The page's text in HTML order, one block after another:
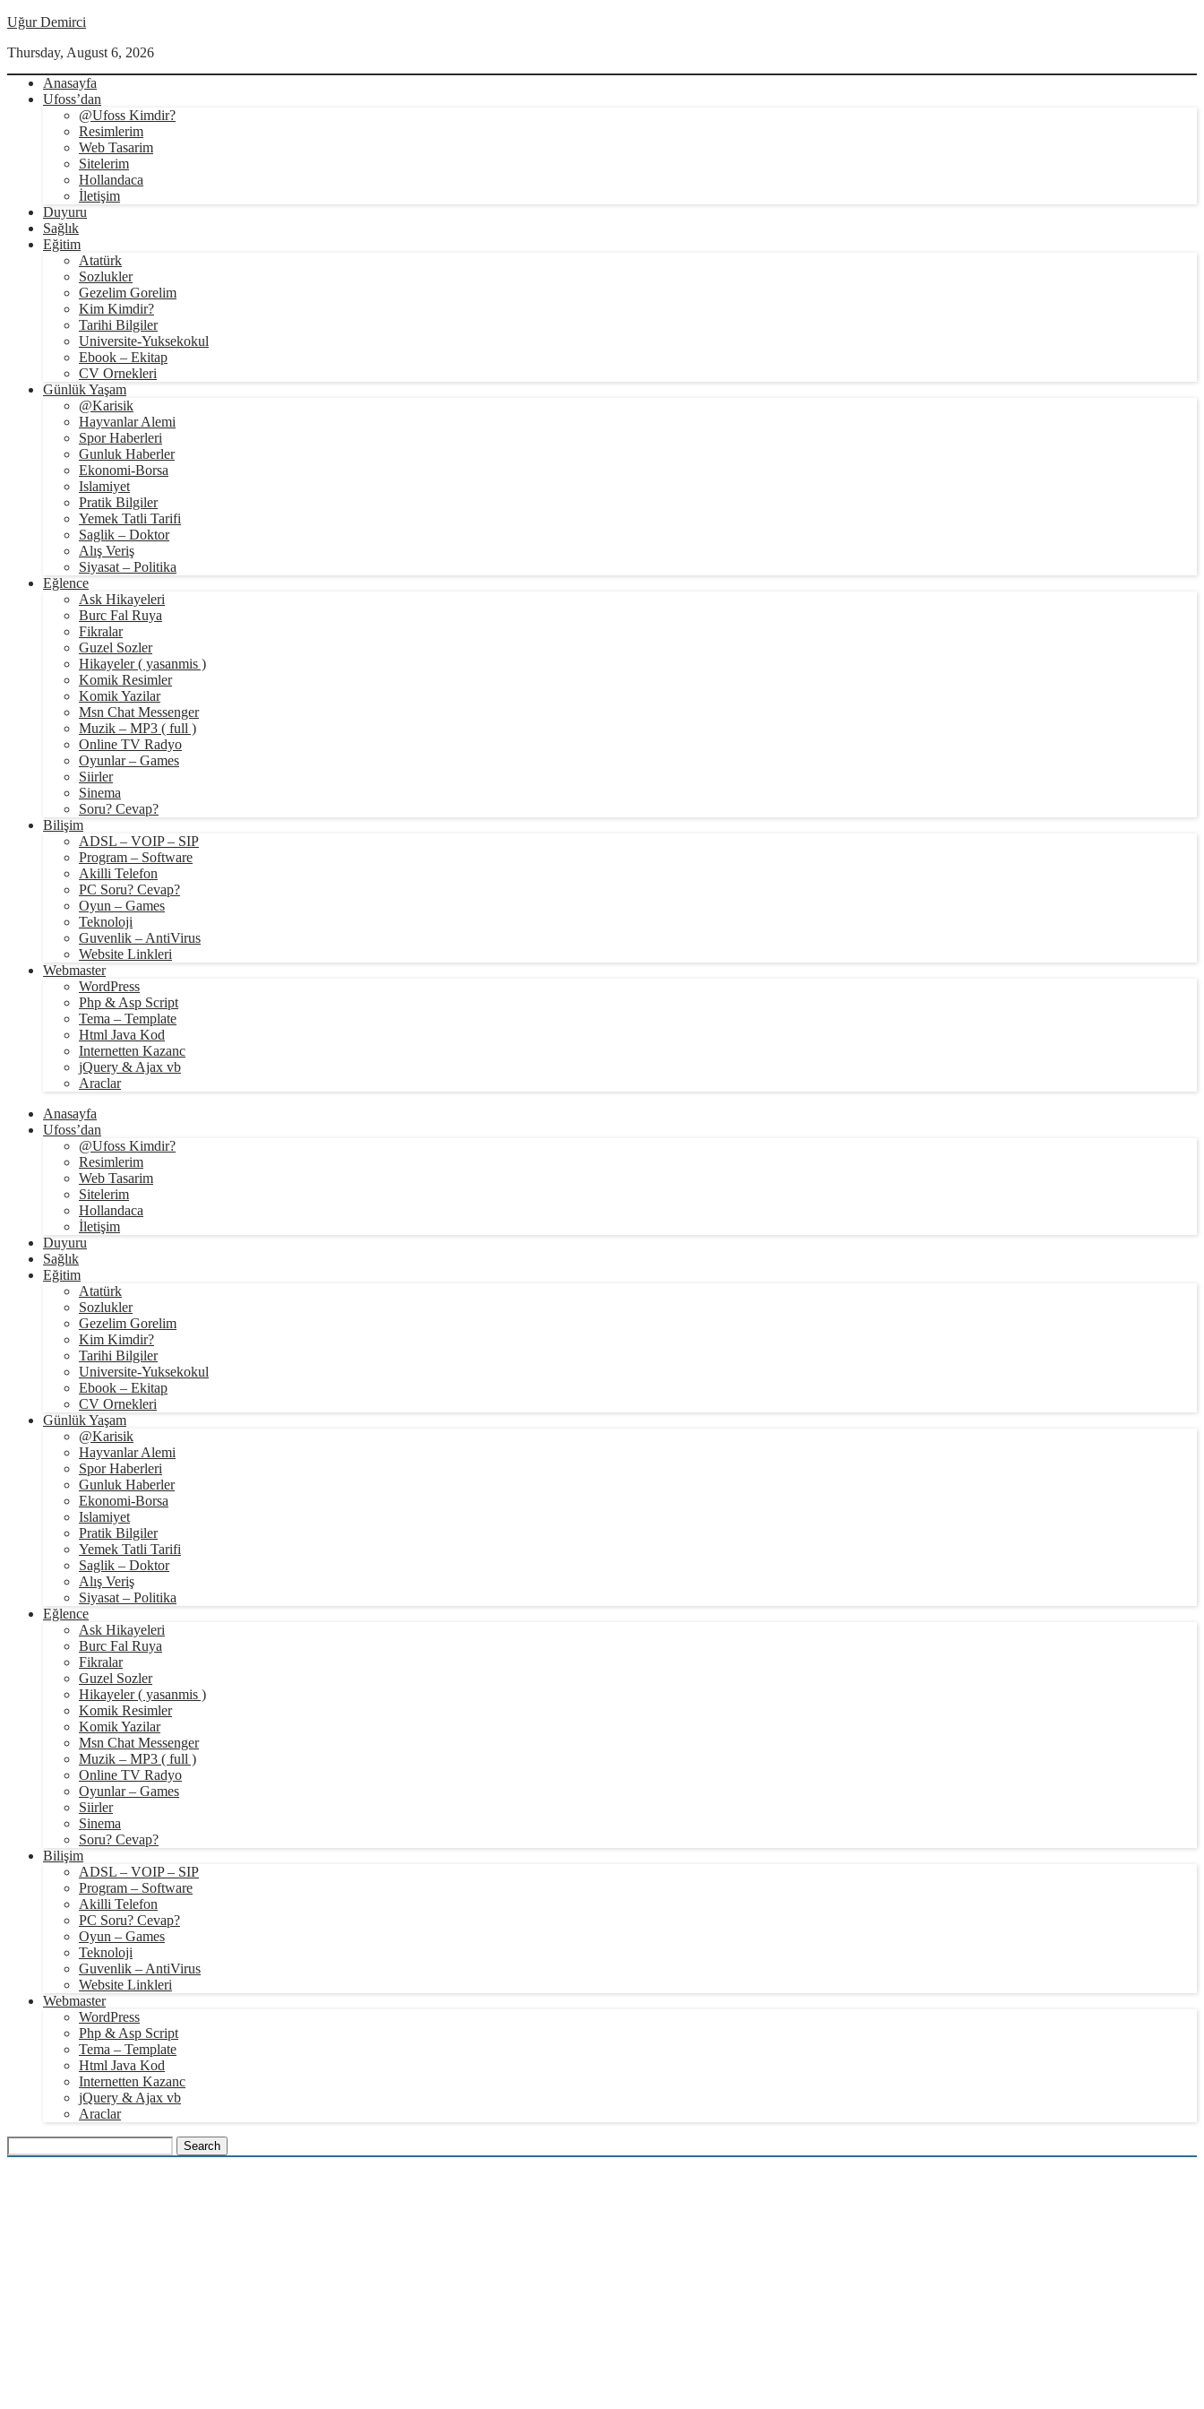
Uğur Demirci
Thursday, August 6, 2026
Anasayfa
Ufoss’dan
@Ufoss Kimdir?
Resimlerim
Web Tasarim
Sitelerim
Hollandaca
İletişim
Duyuru
Sağlık
Eğitim
Atatürk
Sozlukler
Gezelim Gorelim
Kim Kimdir?
Tarihi Bilgiler
Universite-Yuksekokul
Ebook – Ekitap
CV Ornekleri
Günlük Yaşam
@Karisik
Hayvanlar Alemi
Spor Haberleri
Gunluk Haberler
Ekonomi-Borsa
Islamiyet
Pratik Bilgiler
Yemek Tatli Tarifi
Saglik – Doktor
Alış Veriş
Siyasat – Politika
Eğlence
Ask Hikayeleri
Burc Fal Ruya
Fikralar
Guzel Sozler
Hikayeler ( yasanmis )
Komik Resimler
Komik Yazilar
Msn Chat Messenger
Muzik – MP3 ( full )
Online TV Radyo
Oyunlar – Games
Siirler
Sinema
Soru? Cevap?
Bilişim
ADSL – VOIP – SIP
Program – Software
Akilli Telefon
PC Soru? Cevap?
Oyun – Games
Teknoloji
Guvenlik – AntiVirus
Website Linkleri
Webmaster
WordPress
Php & Asp Script
Tema – Template
Html Java Kod
Internetten Kazanc
jQuery & Ajax vb
Araclar
Anasayfa
Ufoss’dan
@Ufoss Kimdir?
Resimlerim
Web Tasarim
Sitelerim
Hollandaca
İletişim
Duyuru
Sağlık
Eğitim
Atatürk
Sozlukler
Gezelim Gorelim
Kim Kimdir?
Tarihi Bilgiler
Universite-Yuksekokul
Ebook – Ekitap
CV Ornekleri
Günlük Yaşam
@Karisik
Hayvanlar Alemi
Spor Haberleri
Gunluk Haberler
Ekonomi-Borsa
Islamiyet
Pratik Bilgiler
Yemek Tatli Tarifi
Saglik – Doktor
Alış Veriş
Siyasat – Politika
Eğlence
Ask Hikayeleri
Burc Fal Ruya
Fikralar
Guzel Sozler
Hikayeler ( yasanmis )
Komik Resimler
Komik Yazilar
Msn Chat Messenger
Muzik – MP3 ( full )
Online TV Radyo
Oyunlar – Games
Siirler
Sinema
Soru? Cevap?
Bilişim
ADSL – VOIP – SIP
Program – Software
Akilli Telefon
PC Soru? Cevap?
Oyun – Games
Teknoloji
Guvenlik – AntiVirus
Website Linkleri
Webmaster
WordPress
Php & Asp Script
Tema – Template
Html Java Kod
Internetten Kazanc
jQuery & Ajax vb
Araclar